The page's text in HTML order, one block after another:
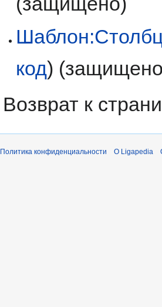
код)
Возврат к
Политика конфиденциальности О Ligapedia